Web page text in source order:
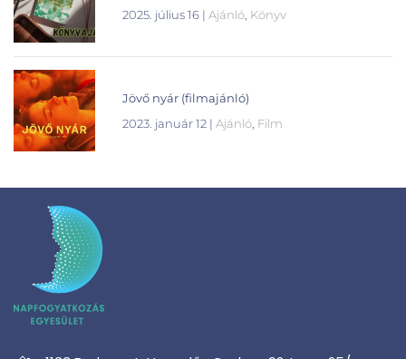
2025. július 16 | Ajánló, Könyv
Jövő nyár (filmajánló)
2023. január 12 | Ajánló, Film